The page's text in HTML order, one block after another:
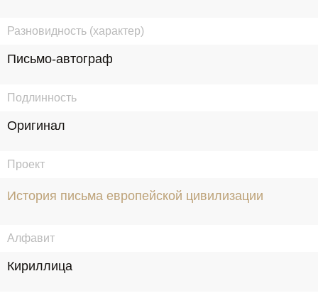
Разновидность (характер)
Письмо-автограф
Подлинность
Оригинал
Проект
История письма европейской цивилизации
Алфавит
Кириллица